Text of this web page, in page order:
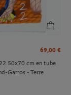
69,00 €
50x70 cm en tube
Garros - Terre